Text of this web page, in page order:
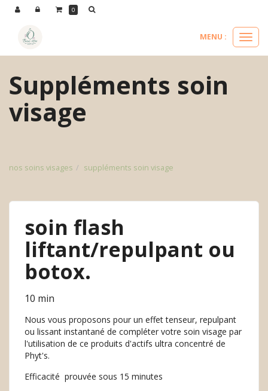
Ouvrir
le
MENU :
Suppléments soin
visage
nos soins visages suppléments soin visage
soin flash
liftant/repulpant ou
botox.
10 min
Nous vous proposons pour un effet tenseur, repulpant
ou lissant instantané de compléter votre soin visage par
l'utilisation de ce produits d'actifs ultra concentré de
Phyt's.
Efficacité prouvée sous 15 minutes
0
Panneau de gestion des cookies